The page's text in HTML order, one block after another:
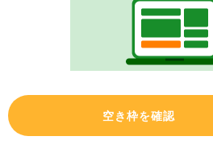
空き枠を確認